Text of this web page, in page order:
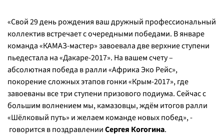
«Свой 29 день рождения ваш дружный профессиональный
коллектив встречает с очередными победами. В январе
команда «КАМАЗ-мастер» завоевала две верхние ступени
пьедестала на «Дакаре-2017». На вашем счету –
абсолютная победа в ралли «Африка Эко Рейс»,
покорение сложных этапов гонки «Крым-2017», где
завоеваны все три ступени призового подиума. Сейчас с
большим волнением мы, камазовцы, ждём итогов ралли
«Шёлковый путь» и желаем команде новых побед», -
говорится в поздравленииСергея Когогина.